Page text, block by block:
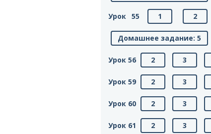
Урок 55 1 2
Домашнее задание: 5
Урок 56 2 3
Урок 59 2 3
Урок 60 2 3
Урок 61 2 3